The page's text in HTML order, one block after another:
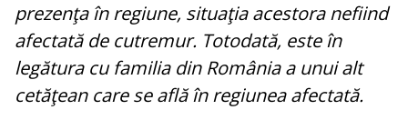
prezenţa în regiune, situaţia acestora nefiind
afectată de cutremur. Totodată, este în
legătura cu familia din România a unui alt
cetăţean care se află în regiunea afectată.